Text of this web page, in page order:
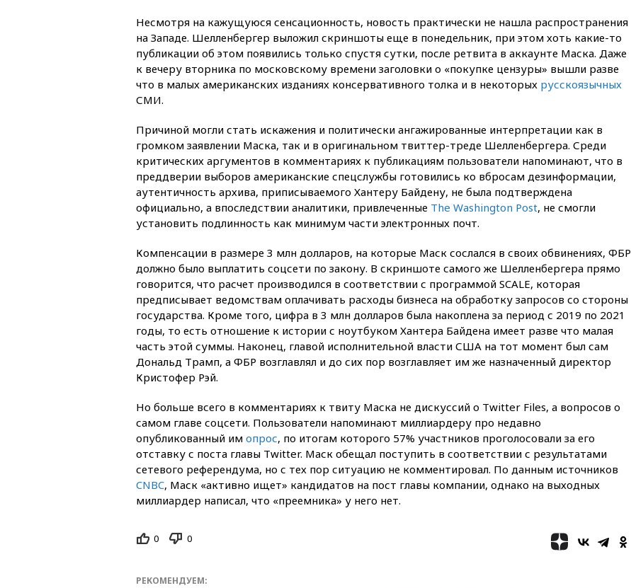
17:17 Bloomberg:
киберкомандование США
расследует серию
самоубийств своих служащих
16:50 В Братиславе загорелся
крупнейший НПЗ Slovnaft
16:45«Яблоко» подаст иск к
депутату Госдумы Алексею
Журавлеву
России не получили визы на
ЧЕ
16:16Движение по
Крымскому мосту
перекрывали второй раз за
16:00 Создатели пирамиды
АФК «Наследие» получили от
шести до 12 лет колонии
августа рассмотрит иск о
снятии «Яблока» с выборов
15:35Четыре человека
пострадали при пожаре на
складе с красками в Брянске
15:15«Аэрофлот» с 1 октября
Турция, Саудовская
Аравия и Пакистан
Несмотря на кажущуюся сенсационность, новость практически не нашла распространения
на Западе. Шелленбергер выложил скриншоты еще в понедельник, при этом хоть какие-то
публикации об этом появились только спустя сутки, после ретвита в аккаунте Маска. Даже
к вечеру вторника по московскому времени заголовки о «покупке цензуры» вышли разве
что в малых американских изданиях консервативного толка и в некоторых русскоязычных
СМИ.
Причиной могли стать искажения и политически ангажированные интерпретации как в
громком заявлении Маска, так и в оригинальном твиттер-треде Шелленбергера. Среди
критических аргументов в комментариях к публикациям пользователи напоминают, что в
преддверии выборов американские спецслужбы готовились ко вбросам дезинформации,
аутентичность архива, приписываемого Хантеру Байдену, не была подтверждена
официально, а впоследствии аналитики, привлеченные The Washington Post, не смогли
установить подлинность как минимум части электронных почт.
Компенсации в размере 3 млн долларов, на которые Маск сослался в своих обвинениях, ФБР
должно было выплатить соцсети по закону. В скриншоте самого же Шелленбергера прямо
говорится, что расчет производился в соответствии с программой SCALE, которая
предписывает ведомствам оплачивать расходы бизнеса на обработку запросов со стороны
государства. Кроме того, цифра в 3 млн долларов была накоплена за период с 2019 по 2021
годы, то есть отношение к истории с ноутбуком Хантера Байдена имеет разве что малая
часть этой суммы. Наконец, главой исполнительной власти США на тот момент был сам
Дональд Трамп, а ФБР возглавлял и до сих пор возглавляет им же назначенный директор
Кристофер Рэй.
Но больше всего в комментариях к твиту Маска не дискуссий о Twitter Files, а вопросов о
самом главе соцсети. Пользователи напоминают миллиардеру про недавно
опубликованный им опрос, по итогам которого 57% участников проголосовали за его
отставку с поста главы Twitter. Маск обещал поступить в соответствии с результатами
сетевого референдума, но с тех пор ситуацию не комментировал. По данным источников
CNBC, Маск «активно ищет» кандидатов на пост главы компании, однако на выходных
миллиардер написал, что «преемника» у него нет.
0 0
РЕКОМЕНДУЕМ: